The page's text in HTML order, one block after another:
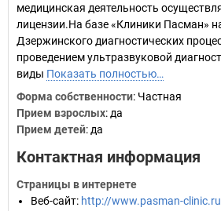
медицинская деятельность
лицензии.На базе «Клиники Пасман»
Дзержинского диагностических
проведением ультразвуковой
виды Показать полностью…
Форма собственности: Частная
Прием взрослых: да
Прием детей: да
Контактная информация
Страницы в интернете
Веб-сайт: http://www.pasman-clinic.ru